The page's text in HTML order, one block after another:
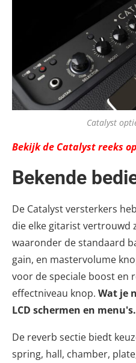
Catalyst
Bekijk de Catalyst reeks
Bekende
De Catalyst versterkers
die elke gitarist vertrouwd
waaronder de standaard
gain, en mastervolume
voor de speciale boost en
effectniveau knop. Wat je
LCD schermen en menu's.
De reverb sectie biedt
spring, hall, chamber,